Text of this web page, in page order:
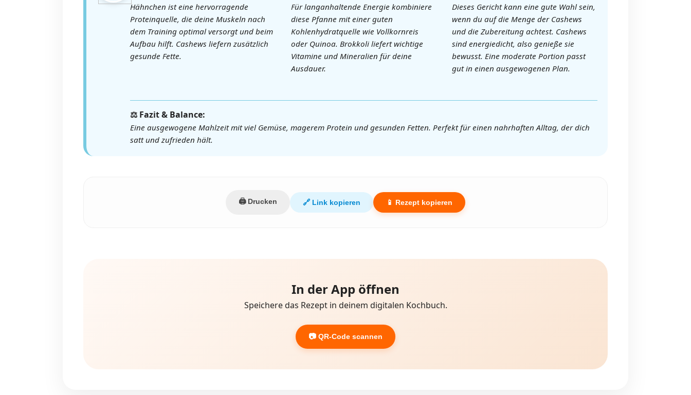
Hähnchen ist eine hervorragende
Proteinquelle, die deine Muskeln nach
dem Training optimal versorgt und beim
Aufbau hilft. Cashews liefern zusätzlich
gesunde Fette.
Für langanhaltende Energie kombiniere
diese Pfanne mit einer guten
Kohlenhydratquelle wie Vollkornreis
oder Quinoa. Brokkoli liefert wichtige
Vitamine und Mineralien für deine
Ausdauer.
Dieses Gericht kann eine gute Wahl sein,
wenn du auf die Menge der Cashews
und die Zubereitung achtest. Cashews
sind energiedicht, also genieße sie
bewusst. Eine moderate Portion passt
gut in einen ausgewogenen Plan.
⚖️ Fazit & Balance:
Eine ausgewogene Mahlzeit mit viel Gemüse, magerem Protein und gesunden Fetten. Perfekt für einen nahrhaften Alltag, der dich
satt und zufrieden hält.
🖨️ Drucken 🔗 Link kopieren 📱 Rezept kopieren
In der App öffnen
Speichere das Rezept in deinem digitalen Kochbuch.
📷 QR-Code scannen